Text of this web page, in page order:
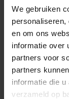
We gebruiken
en om ons
informatie over
partners voor
partners
informatie die
verzameld op
deze
wat het
Nieuwe
Wassen
Half